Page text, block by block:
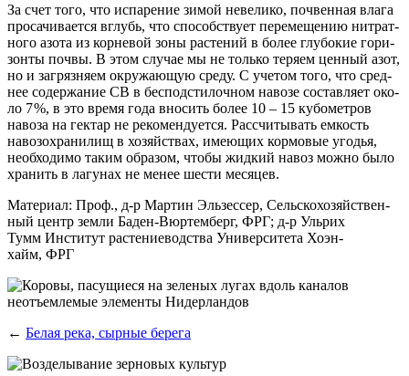
За счет того, что испа­ре­ние зимой неве­ли­ко, поч­вен­ная вла­га
про­са­чи­ва­ет­ся вглубь, что спо­соб­ству­ет пере­ме­ще­нию нит­рат­
но­го азо­та из кор­не­вой зоны рас­те­ний в более глу­бо­кие гори­
зон­ты поч­вы. В этом слу­чае мы не толь­ко теря­ем цен­ный азот,
но и загряз­няем окру­жа­ю­щую сре­ду. С уче­том того, что сред­
нее содер­жа­ние СВ в бес­под­сти­лоч­ном наво­зе состав­ля­ет око­
ло 7 %, в это вре­мя года вно­сить более 10 – 15 кубо­мет­ров
наво­за на гек­тар не реко­мен­ду­ет­ся. Рас­счи­ты­вать емкость
наво­зо­хра­ни­лищ в хозяй­ствах, име­ю­щих кор­мо­вые уго­дья,
необ­хо­ди­мо таким обра­зом, что­бы жид­кий навоз мож­но было
хра­нить в лагу­нах не менее шести месяцев.
Мате­ри­ал: Проф., д-р Мар­тин Эль­зес­сер, Сель­ско­хо­зяй­ствен­
ный центр зем­ли Баден-Вюр­темб­ерг, ФРГ; д-р Уль­рих
Тумм Инсти­тут рас­те­ние­вод­ства Уни­вер­си­те­та Хоэн­
хайм, ФРГ
← Белая река, сырные берега